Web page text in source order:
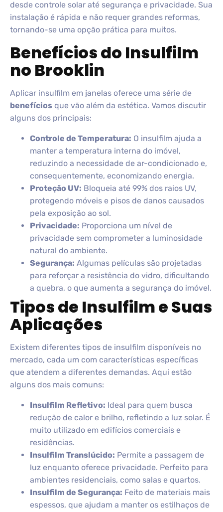
desde controle solar até segurança e privacidade. Sua
instalação é rápida e não requer grandes reformas,
tornando-se uma opção prática para muitos.
Benefícios do Insulfilm
no Brooklin
Aplicar insulfilm em janelas oferece uma série de
benefícios que vão além da estética. Vamos discutir
alguns dos principais:
Controle de Temperatura: O insulfilm ajuda a
manter a temperatura interna do imóvel,
reduzindo a necessidade de ar-condicionado e,
consequentemente, economizando energia.
Proteção UV: Bloqueia até 99% dos raios UV,
protegendo móveis e pisos de danos causados
pela exposição ao sol.
Privacidade: Proporciona um nível de
privacidade sem comprometer a luminosidade
natural do ambiente.
Segurança: Algumas películas são projetadas
para reforçar a resistência do vidro, dificultando
a quebra, o que aumenta a segurança do imóvel.
Tipos de Insulfilm e Suas
Aplicações
Existem diferentes tipos de insulfilm disponíveis no
mercado, cada um com características específicas
que atendem a diferentes demandas. Aqui estão
alguns dos mais comuns:
Insulfilm Refletivo: Ideal para quem busca
redução de calor e brilho, refletindo a luz solar. É
muito utilizado em edifícios comerciais e
residências.
Insulfilm Translúcido: Permite a passagem de
luz enquanto oferece privacidade. Perfeito para
ambientes residenciais, como salas e quartos.
Insulfilm de Segurança: Feito de materiais mais
espessos, que ajudam a manter os estilhaços de